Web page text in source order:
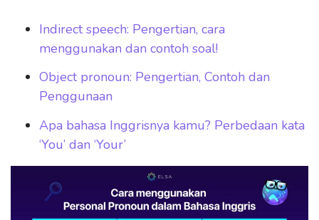
Indirect speech: Pengertian, cara
menggunakan dan contoh soal!
Object pronoun: Pengertian, Contoh dan
Penggunaan
Apa bahasa Inggrisnya kamu? Perbedaan kata
‘You’ dan ‘Your’